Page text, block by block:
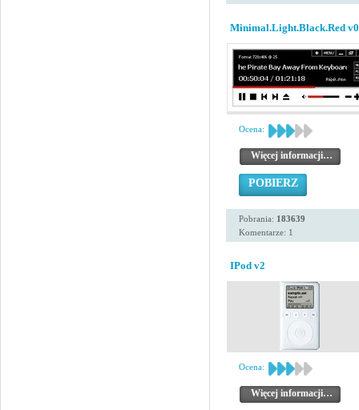
Minimal.Light.Black.Red
Ocena:
Więcej informacji…
POBIERZ
Pobrania: 183639
Komentarze: 1
IPod v2
Ocena:
Więcej informacji…